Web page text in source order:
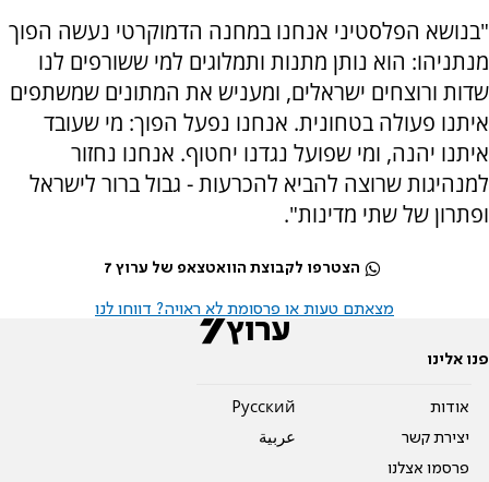
"בנושא הפלסטיני אנחנו במחנה הדמוקרטי נעשה הפוך
מנתניהו: הוא נותן מתנות ותמלוגים למי ששורפים לנו
שדות ורוצחים ישראלים, ומעניש את המתונים שמשתפים
איתנו פעולה בטחונית. אנחנו נפעל הפוך: מי שעובד
איתנו יהנה, ומי שפועל נגדנו יחטוף. אנחנו נחזור
למנהיגות שרוצה להביא להכרעות - גבול ברור לישראל
ופתרון של שתי מדינות".
הצטרפו לקבוצת הוואטצאפ של ערוץ 7
מצאתם טעות או פרסומת לא ראויה? דווחו לנו
פנו אלינו
אודות
יצירת קשר
פרסמו אצלנו
Pусский
عربية